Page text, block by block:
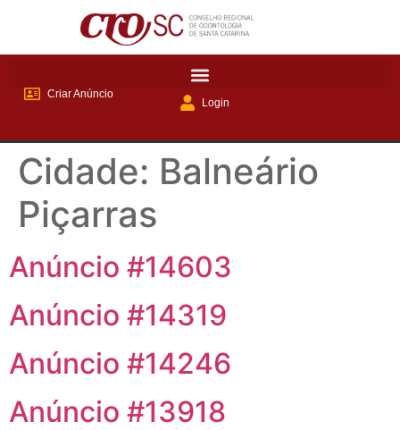
Criar Anúncio
Login
Cidade: Balneário
Piçarras
Anúncio #14603
Anúncio #14319
Anúncio #14246
Anúncio #13918